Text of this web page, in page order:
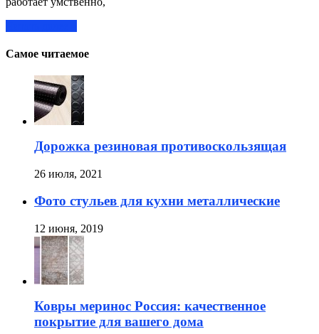
Самое читаемое
Дорожка резиновая противоскользящая
26 июля, 2021
Фото стульев для кухни металлические
12 июня, 2019
Ковры меринос Россия: качественное
покрытие для вашего дома